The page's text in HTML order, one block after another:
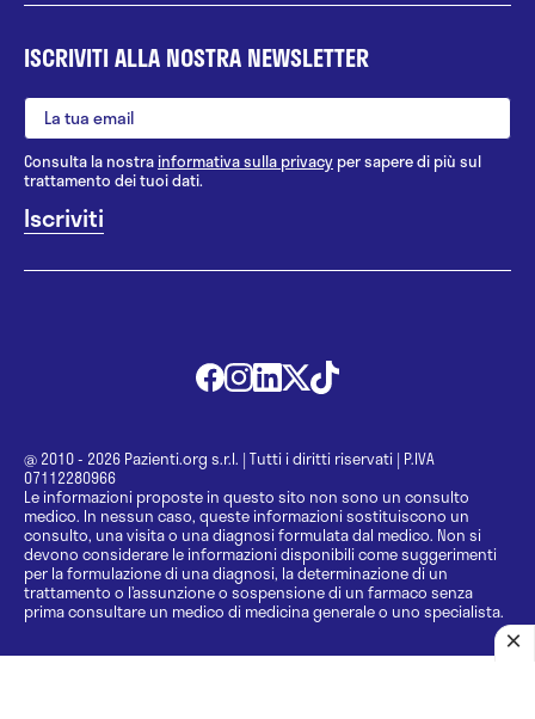
ISCRIVITI ALLA NOSTRA NEWSLETTER
Consulta la nostrainformativa sulla privacy per sapere di più sul
trattamento dei tuoi dati.
@ 2010 - 2026 Pazienti.org s.r.l. | Tutti i diritti riservati | P.IVA
07112280966
Le informazioni proposte in questo sito non sono un consulto
medico. In nessun caso, queste informazioni sostituiscono un
consulto, una visita o una diagnosi formulata dal medico. Non si
devono considerare le informazioni disponibili come suggerimenti
per la formulazione di una diagnosi, la determinazione di un
trattamento o l’assunzione o sospensione di un farmaco senza
prima consultare un medico di medicina generale o uno specialista.